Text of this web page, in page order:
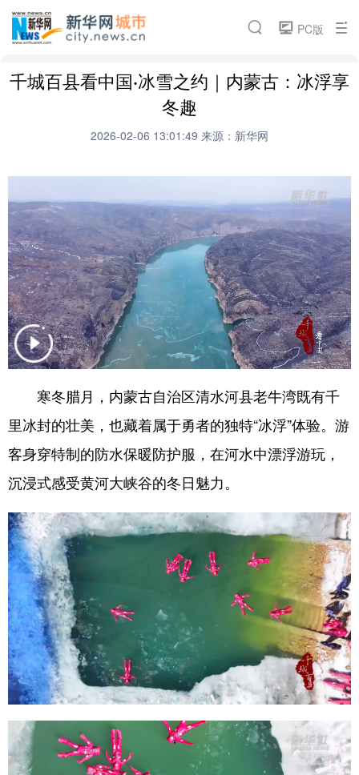
PC版
搜索
城市频道
新华访谈 招商引资 云瞰城市 热点专题
相关频道
汽车 金融 科技 食品
房产 旅游 健康 能源
公司 彩票 娱乐 时尚
书画 文化
千城百县看中国·冰雪之约｜内蒙古：冰浮享
冬趣
2026-02-06 13:01:49 来源：新华网
寒冬腊月，内蒙古自治区清水河县老牛湾既有千
里冰封的壮美，也藏着属于勇者的独特“冰浮”体验。游
客身穿特制的防水保暖防护服，在河水中漂浮游玩，
沉浸式感受黄河大峡谷的冬日魅力。